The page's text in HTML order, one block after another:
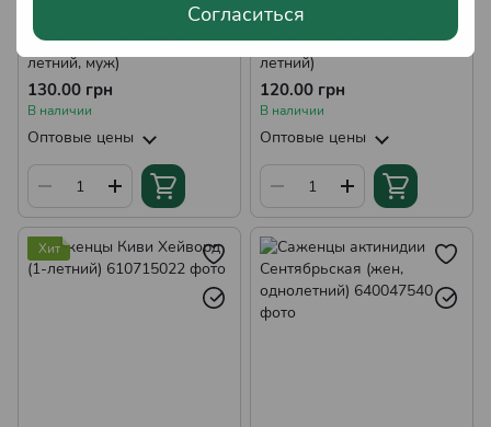
Согласиться
Саженцы Киви Атлас (1-
летний, муж)
130.00 грн
В наличии
Оптовые цены
Саженцы Киви Бруно (1-
летний)
120.00 грн
В наличии
Оптовые цены
Хит